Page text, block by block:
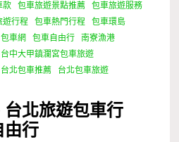
款 包車旅遊景點推薦
包車旅遊服務
遊行程 包車熱門行程
包車環島
包車網 包車自由行
南寮漁港
台中大甲鎮瀾宮包車旅遊
台北包車推薦
台北包車旅遊
北旅遊包車行
行